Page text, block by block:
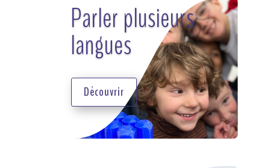
Parler plusieurs
langues
Découvrir